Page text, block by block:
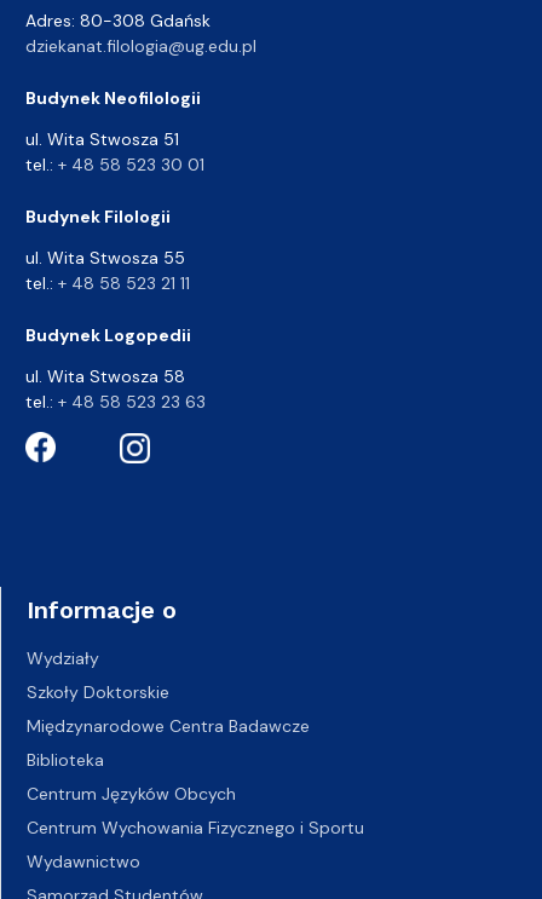
Adres: 80-308 Gdańsk
dziekanat.filologia@ug.edu.pl
Budynek Neofilologii
ul. Wita Stwosza 51
tel.: + 48 58 523 30 01
Budynek Filologii
ul. Wita Stwosza 55
tel.: + 48 58 523 21 11
Budynek Logopedii
ul. Wita Stwosza 58
tel.: + 48 58 523 23 63
Informacje o
Wydziały
Szkoły Doktorskie
Międzynarodowe Centra Badawcze
Biblioteka
Centrum Języków Obcych
Centrum Wychowania Fizycznego i Sportu
Wydawnictwo